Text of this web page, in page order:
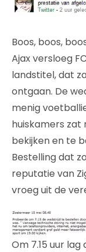
Boos, boos,
Ajax versloeg
landstitel, dat
ontgaan. De
menig
huiskamers zat
bekijken en te
Bestelling dat
reputatie van
vroeg uit de
Om 7.15 uur